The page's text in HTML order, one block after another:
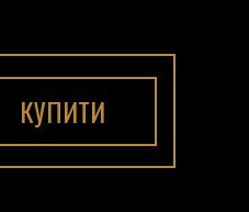
КУПИТИ